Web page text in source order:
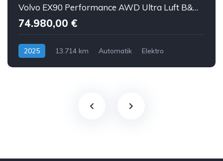
Volvo EX90 Performance AWD Ultra Luft B&W ACC AHK 7S
74.980,00 €
2025 13.714 km Automatik Elektro